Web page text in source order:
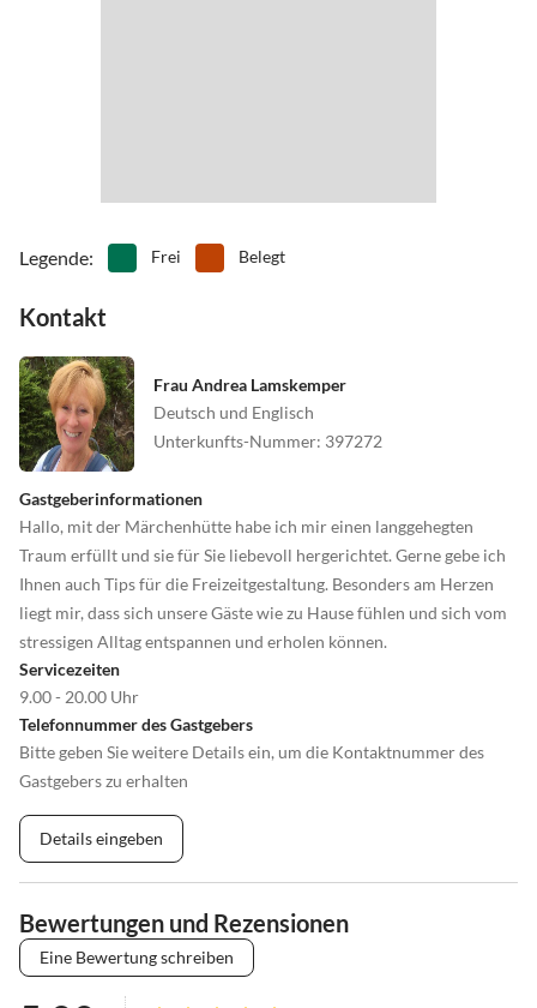
Legende: Frei Belegt
Kontakt
Frau Andrea Lamskemper
Deutsch und Englisch
Unterkunfts-Nummer: 397272
Gastgeberinformationen
Hallo, mit der Märchenhütte habe ich mir einen langgehegten
Traum erfüllt und sie für Sie liebevoll hergerichtet. Gerne gebe ich
Ihnen auch Tips für die Freizeitgestaltung. Besonders am Herzen
liegt mir, dass sich unsere Gäste wie zu Hause fühlen und sich vom
stressigen Alltag entspannen und erholen können.
Servicezeiten
9.00 - 20.00 Uhr
Telefonnummer des Gastgebers
Bitte geben Sie weitere Details ein, um die Kontaktnummer des
Gastgebers zu erhalten
Details eingeben
Bewertungen und Rezensionen
Eine Bewertung schreiben